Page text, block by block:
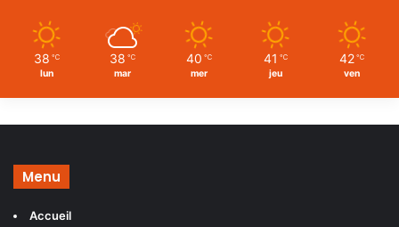
38 ℃
lun
38 ℃
mar
40 ℃
mer
41 ℃
jeu
42 ℃
ven
Menu
Accueil